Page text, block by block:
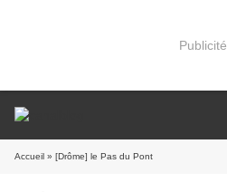
Publicité
Accueil » [Drôme] le Pas du Pont